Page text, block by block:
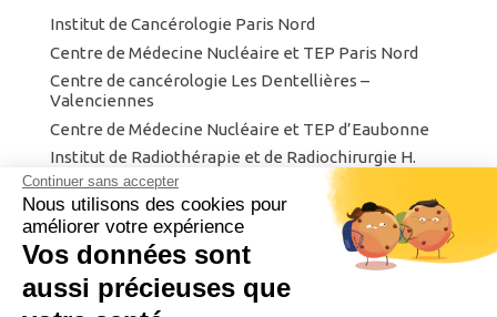
Continuer sans accepter
Nous utilisons des cookies pour
améliorer votre expérience
Vos données sont
aussi précieuses que
Institut de Cancérologie Paris Nord
Centre de Médecine Nucléaire et TEP Paris Nord
Centre de cancérologie Les Dentellières –
Valenciennes
Centre de Médecine Nucléaire et TEP d’Eaubonne
Institut de Radiothérapie et de Radiochirurgie H.
Hartmann
Centre Finistérien de Radiothérapie et d’Oncologie
Institut privé de radiothérapie de Metz.
Intergroupe de Cancérologie et d’Onco-
radiothérapie du Nord Est